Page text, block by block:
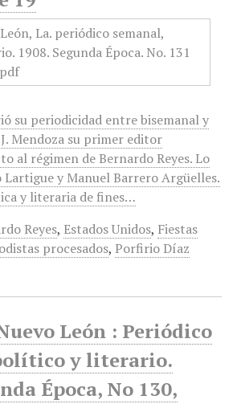
su periodicidad entre bisemanal y
Mendoza su primer editor
al régimen de Bernardo Reyes. Lo
y Manuel Barrero Argüelles.
y literaria de fines…
Reyes, Estados Unidos, Fiestas
procesados, Porfirio Díaz
León : Periódico
y literario.
Época, No 130,